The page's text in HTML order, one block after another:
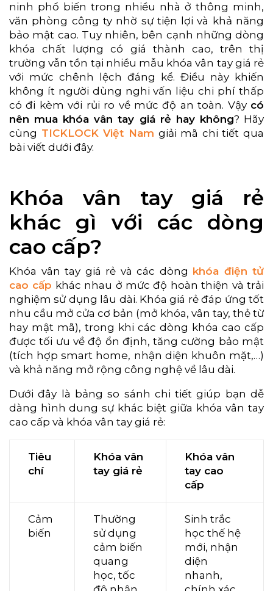
ninh phổ biến trong nhiều nhà ở thông minh,
văn phòng công ty nhờ sự tiện lợi và khả năng
bảo mật cao. Tuy nhiên, bên cạnh những dòng
khóa chất lượng có giá thành cao, trên thị
trường vẫn tồn tại nhiều mẫu khóa vân tay giá rẻ
với mức chênh lệch đáng kể. Điều này khiến
không ít người dùng nghi vấn liệu chi phí thấp
có đi kèm với rủi ro về mức độ an toàn. Vậy có
nên mua khóa vân tay giá rẻ hay không? Hãy
cùng TICKLOCK Việt Nam giải mã chi tiết qua
bài viết dưới đây.
Khóa vân tay giá rẻ
khác gì với các dòng
cao cấp?
Khóa vân tay giá rẻ và các dòng khóa điện tử
cao cấp khác nhau ở mức độ hoàn thiện và trải
nghiệm sử dụng lâu dài. Khóa giá rẻ đáp ứng tốt
nhu cầu mở cửa cơ bản (mở khóa, vân tay, thẻ từ
hay mật mã), trong khi các dòng khóa cao cấp
được tối ưu về độ ổn định, tăng cường bảo mật
(tích hợp smart home, nhận diện khuôn mặt,…)
và khả năng mở rộng công nghệ về lâu dài.
Dưới đây là bảng so sánh chi tiết giúp bạn dễ
dàng hình dung sự khác biệt giữa khóa vân tay
cao cấp và khóa vân tay giá rẻ:
Tiêu
chí
Khóa vân
tay giá rẻ
Khóa vân
tay cao
cấp
Cảm
biến
Thường
sử dụng
cảm biến
quang
học, tốc
Sinh trắc
học thế hệ
mới, nhận
diện
nhanh,